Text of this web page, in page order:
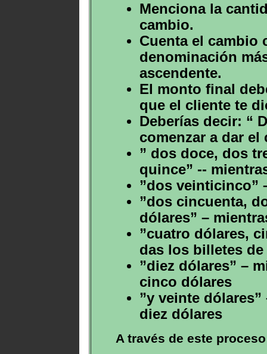
Menciona la
cambio.
Cuenta el cambio
denominación
ascendente.
El monto final
que el cliente te
Deberías decir: “
comenzar a dar el
” dos doce, dos
quince” --
”dos veinticinco”
”dos cincuenta,
dólares” –
”cuatro dólares,
das los billetes
”diez dólares” –
cinco dólares
”y veinte
diez dólares
A través de este